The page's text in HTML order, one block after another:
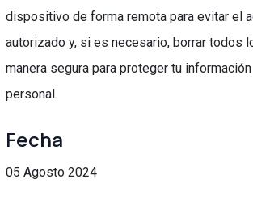
dispositivo de forma remota para evitar el
autorizado y, si es necesario, borrar todos
manera segura para proteger tu información
personal.
Fecha
05 Agosto 2024